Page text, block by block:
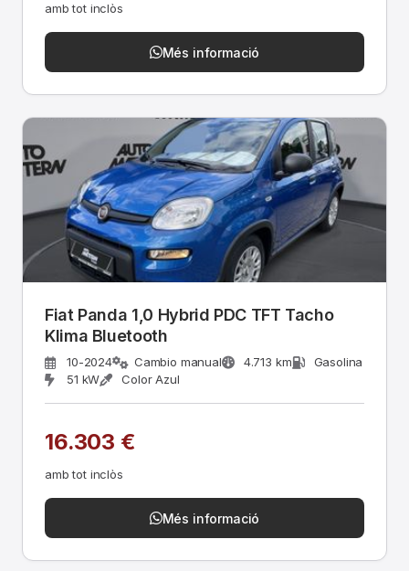
amb tot inclòs
Més informació
Fiat Panda 1,0 Hybrid PDC TFT Tacho
Klima Bluetooth
10-2024 Cambio manual 4.713 km
Gasolina
51 kW
Color Azul
16.303 €
amb tot inclòs
Més informació